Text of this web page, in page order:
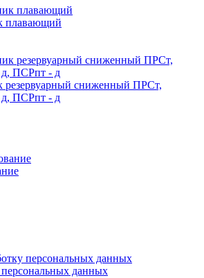
плавающий
резервуарный сниженный ПРСт,
ПСРпт - д
персональных данных
данных